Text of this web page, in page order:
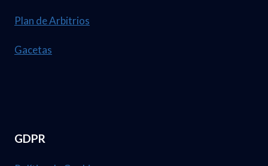
Plan de Arbitrios
Gacetas
GDPR